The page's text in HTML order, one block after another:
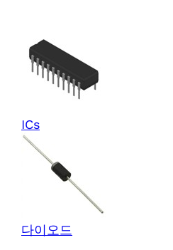
ICs
다이오드